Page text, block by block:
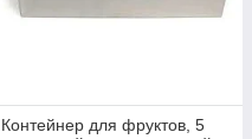
Контейнер для фруктов, 5